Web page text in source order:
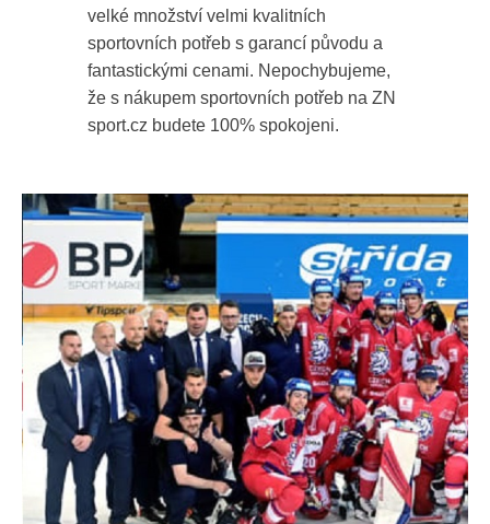
velké množství velmi kvalitních
sportovních potřeb s garancí původu a
fantastickými cenami. Nepochybujeme,
že s nákupem sportovních potřeb na ZN
sport.cz budete 100% spokojeni.